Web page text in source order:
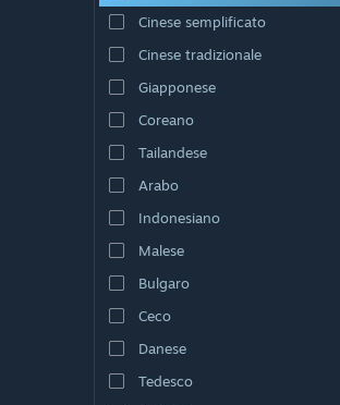
Cinese semplificato
Cinese tradizionale
Giapponese
Coreano
Tailandese
Arabo
Indonesiano
Malese
Bulgaro
Ceco
Danese
Tedesco